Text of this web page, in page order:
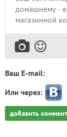
Ваш E-mail:
Или через:
добавить